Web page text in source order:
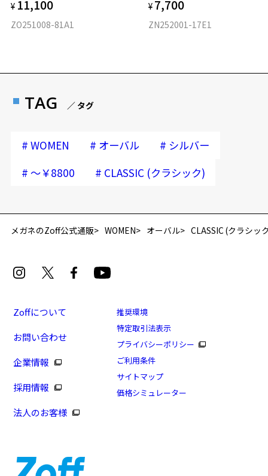
¥ 11,100
ZO251008-81A1
¥ 7,700
ZN252001-17E1
TAG ／ タグ
# WOMEN # オーバル # シルバー
# ～￥8800 # CLASSIC (クラシック)
メガネのZoff公式通販 WOMEN オーバル CLASSIC (クラシッ
Zoffについて
お問い合わせ
企業情報
採用情報
法人のお客様
推奨環境
特定取引法表示
プライバシーポリシー
ご利用条件
サイトマップ
価格シミュレーター